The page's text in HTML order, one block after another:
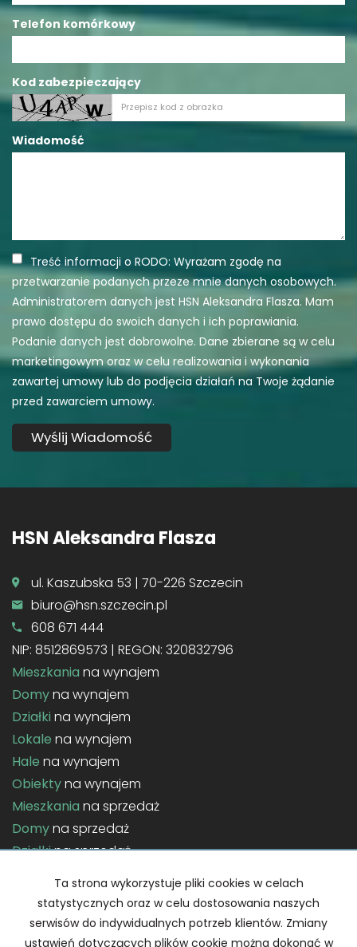
Telefon komórkowy
Kod zabezpieczający
Wiadomość
Treść informacji o RODO: Wyrażam zgodę na
przetwarzanie podanych przeze mnie danych osobowych.
Administratorem danych jest HSN Aleksandra Flasza. Mam
prawo dostępu do swoich danych i ich poprawiania.
Podanie danych jest dobrowolne. Dane zbierane są w celu
marketingowym oraz w celu realizowania i wykonania
zawartej umowy lub do podjęcia działań na Twoje żądanie
przed zawarciem umowy.
HSN Aleksandra Flasza
ul. Kaszubska 53 | 70-226 Szczecin
biuro@hsn.szczecin.pl
608 671 444
NIP: 8512869573 | REGON: 320832796
Mieszkania na wynajem
Domyna wynajem
Działki na wynajem
Lokale na wynajem
Hale na wynajem
Obiektyna wynajem
Mieszkania na sprzedaż
Domyna sprzedaż
Działkina sprzedaż
na sprzedaż
Obiektyna sprzedaż
Ta strona wykorzystuje pliki cookies w celach
statystycznych oraz w celu dostosowania naszych
serwisów do indywidualnych potrzeb klientów. Zmiany
ustawień dotyczących plików cookie można dokonać w